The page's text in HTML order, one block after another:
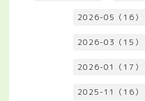
2026-05（16）
2026-03（15）
2026-01（17）
2025-11（16）